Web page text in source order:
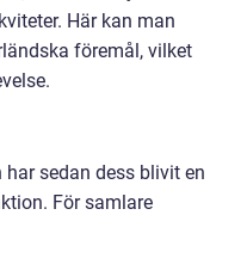
Här kan man
föremål, vilket
sedan dess blivit en
För samlare